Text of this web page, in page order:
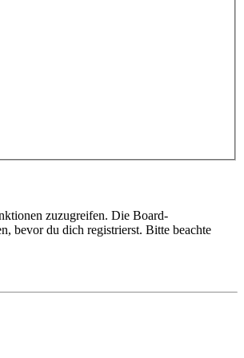
zuzugreifen. Die Board-
bevor du dich registrierst. Bitte beachte